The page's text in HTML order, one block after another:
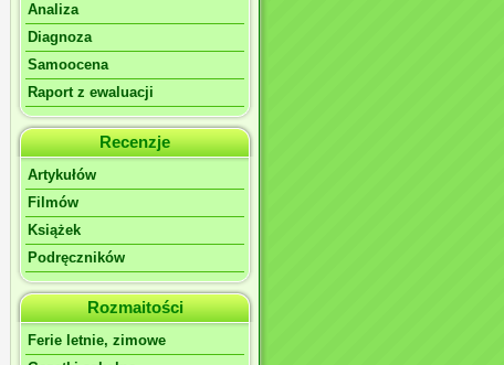
Analiza
Diagnoza
Samoocena
Raport z ewaluacji
Recenzje
Artykułów
Filmów
Książek
Podręczników
Rozmaitości
Ferie letnie, zimowe